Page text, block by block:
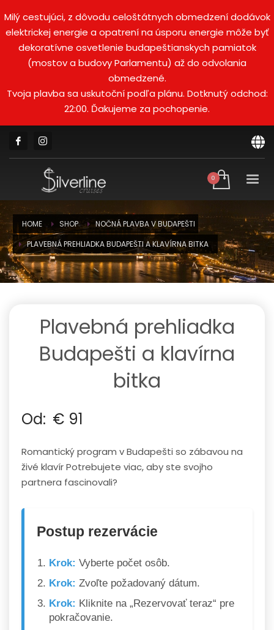
Milý cestujúci, z dôvodu celoštátnych obmedzení dodávok
elektrickej energie a opatrení na úsporu energie môže byť
dekoratívne osvetlenie budapeštianskych pamiatok
(mostov a budovy Parlamentu) až do odvolania
obmedzené.
Tvoja plavba sa uskutoční podľa plánu. Dotknutý odchod:
22:00. Ďakujeme za pochopenie.
HOME SHOP
NOČNÁ PLAVBA V BUDAPEŠTI
PLAVEBNÁ PREHLIADKA BUDAPEŠTI A KLAVÍRNA BITKA
Plavebná prehliadka
Budapešti a klavírna
bitka
Od: € 91
Romantický program v Budapešti so zábavou na
živé klavír Potrebujete viac, aby ste svojho
partnera fascinovali?
Postup rezervácie
Krok: Vyberte počet osôb.
Krok: Zvoľte požadovaný dátum.
Krok: Kliknite na „Rezervovať teraz“ pre
pokračovanie.